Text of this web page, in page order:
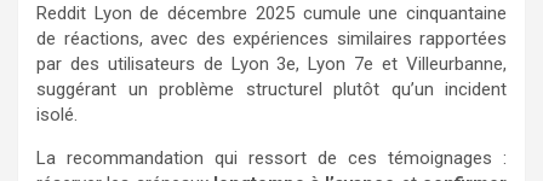
Reddit Lyon de décembre 2025 cumule une cinquantaine
de réactions, avec des expériences similaires rapportées
par des utilisateurs de Lyon 3e, Lyon 7e et Villeurbanne,
suggérant un problème structurel plutôt qu’un incident
isolé.
La recommandation qui ressort de ces témoignages :